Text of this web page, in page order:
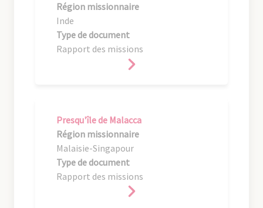
Région missionnaire
Inde
Type de document
Rapport des missions
Presqu'île de Malacca
Région missionnaire
Malaisie-Singapour
Type de document
Rapport des missions